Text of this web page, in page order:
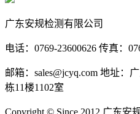
广东安规检测有限公司
电话：0769-23600626 传真：
邮箱：sales@jcyq.com 地址：
栋11楼1102室